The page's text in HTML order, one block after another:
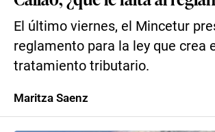
El último viernes, el Mincetur
reglamento para la ley que crea
tratamiento tributario.
Maritza Saenz